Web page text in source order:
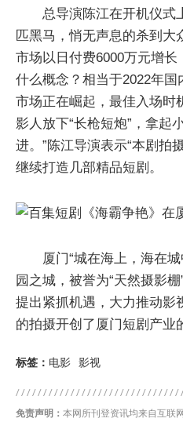
总导演陈江在开机仪式
匹黑马，悄无声息的杀到大
市场以日付费6000万元增
什么概念？相当于2022年国
市场正在崛起，最佳入场时
影人放下“长枪短炮”，拿起
进。”陈江导演表示“本剧拍
继续打造几部精品短剧。
厦门“城在海上，海在
园之城，被誉为“天然摄影
提出紧抓机遇，大力推动影
的拍摄开创了厦门短剧产业
标签： 电影 影视
免责声明： 本网所刊登资讯均来自互联